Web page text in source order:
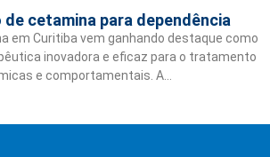
cetamina para dependência
em Curitiba vem ganhando destaque como
inovadora e eficaz para o tratamento
e comportamentais. A…